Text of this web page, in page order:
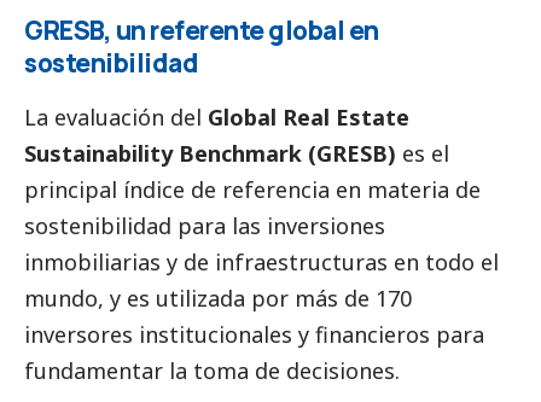
GRESB, un referente global en
sostenibilidad
La evaluación del Global Real Estate
Sustainability Benchmark (GRESB) es el
principal índice de referencia en materia de
sostenibilidad para las inversiones
inmobiliarias y de infraestructuras en todo el
mundo, y es utilizada por más de 170
inversores institucionales y financieros para
fundamentar la toma de decisiones.